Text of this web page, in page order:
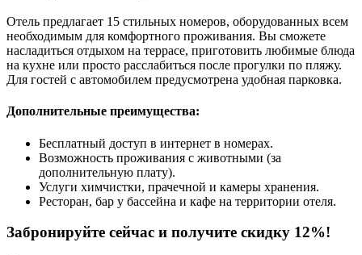
Отель предлагает 15 стильных номеров, оборудованных всем
необходимым для комфортного проживания. Вы сможете
насладиться отдыхом на террасе, приготовить любимые блюда
на кухне или просто расслабиться после прогулки по пляжу.
Для гостей с автомобилем предусмотрена удобная парковка.
Дополнительные преимущества:
Бесплатный доступ в интернет в номерах.
Возможность проживания с животными (за
дополнительную плату).
Услуги химчистки, прачечной и камеры хранения.
Ресторан, бар у бассейна и кафе на территории отеля.
Забронируйте сейчас и получите скидку 12%!